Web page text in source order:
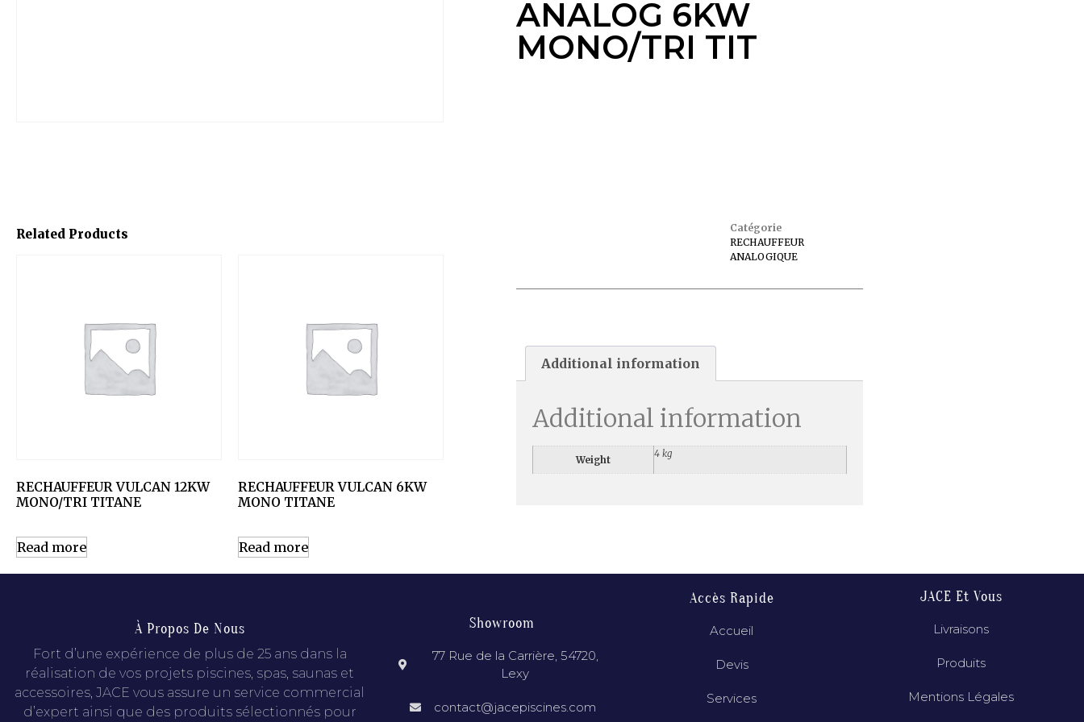
ANALOG 6KW
MONO/TRI TIT
Related Products
RECHAUFFEUR VULCAN 12KW
MONO/TRI TITANE
Read more
RECHAUFFEUR VULCAN 6KW
MONO TITANE
Read more
Catégorie
RECHAUFFEUR
ANALOGIQUE
Additional information
Additional information
Weight
4 kg
À Propos De Nous
Fort d’une expérience de plus de 25 ans dans la
réalisation de vos projets piscines, spas, saunas et
accessoires, JACE vous assure un service commercial
d’expert ainsi que des produits sélectionnés pour
Showroom
77 Rue de la Carrière, 54720,
Lexy
contact@jacepiscines.com
Accès Rapide
Accueil
Devis
Services
JACE Et Vous
Livraisons
Produits
Mentions Légales